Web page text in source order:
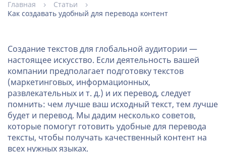
Главная
Статьи
Как создавать удобный для перевода контент
Создание текстов для глобальной аудитории —
настоящее искусство. Если деятельность вашей
компании предполагает подготовку текстов
(маркетинговых, информационных,
развлекательных и т. д.) и их перевод, следует
помнить: чем лучше ваш исходный текст, тем лучше
будет и перевод. Мы дадим несколько советов,
которые помогут готовить удобные для перевода
тексты, чтобы получать качественный контент на
всех нужных языках.